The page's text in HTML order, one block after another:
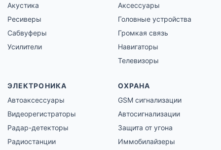
Акустика
Ресиверы
Сабвуферы
Усилители
Аксессуары
Головные устройства
Громкая связь
Навигаторы
Телевизоры
ЭЛЕКТРОНИКА
Автоаксессуары
Видеорегистраторы
Радар-детекторы
Радиостанции
ОХРАНА
GSM сигнализации
Автосигнализации
Защита от угона
Иммобилайзеры